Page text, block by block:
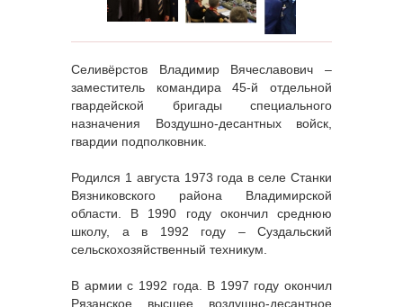
Селивёрстов Владимир Вячеславович –
заместитель командира 45-й отдельной
гвардейской бригады специального
назначения Воздушно-десантных войск,
гвардии подполковник.
Родился 1 августа 1973 года в селе Станки
Вязниковского района Владимирской
области. В 1990 году окончил среднюю
школу, а в 1992 году – Суздальский
сельскохозяйственный техникум.
В армии с 1992 года. В 1997 году окончил
Рязанское высшее воздушно-десантное